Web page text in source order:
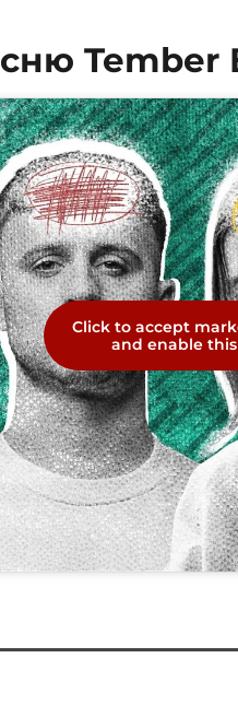
Tember
Click to accept
and enable